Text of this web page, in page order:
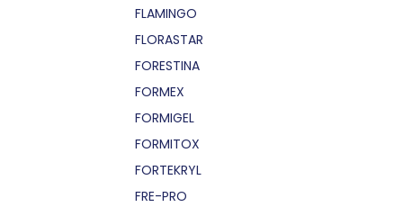
FLAMINGO
FLORASTAR
FORESTINA
FORMEX
FORMIGEL
FORMITOX
FORTEKRYL
FRE-PRO